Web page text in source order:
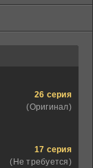
26 серия
(Оригинал)
17 серия
(Не требуется)